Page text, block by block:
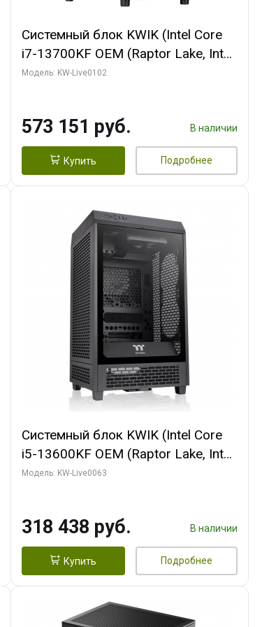
Системный блок KWIK (Intel Core
i7-13700KF OEM (Raptor Lake, Intel
7, C16 8EC/8PC/ 32 ГБ ОЗУ (2
Turbo/ 960 ГБ SSD)
Модель: KW-Live0102
573 151 руб. В наличии
Купить Подробнее
Системный блок KWIK (Intel Core
i5-13600KF OEM (Raptor Lake, Intel
7, C14 8EC/6PC/ 64 ГБ ОЗУ/ MSI
SSD)
Модель: KW-Live0063
318 438 руб. В наличии
Купить Подробнее